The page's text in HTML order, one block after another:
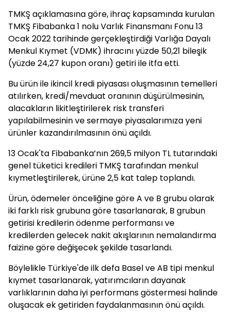
TMKŞ açıklamasına göre, ihraç kapsamında kurulan
TMKŞ Fibabanka 1 nolu Varlık Finansmanı Fonu 13
Ocak 2022 tarihinde gerçekleştirdiği Varlığa Dayalı
Menkul Kıymet (VDMK) ihracını yüzde 50,21 bileşik
(yüzde 24,27 kupon oranı) getiri ile itfa etti.
Bu ürün ile ikincil kredi piyasası oluşmasının temelleri
atılırken, kredi/mevduat oranının düşürülmesinin,
alacakların likitleştirilerek risk transferi
yapılabilmesinin ve sermaye piyasalarımıza yeni
ürünler kazandırılmasının önü açıldı.
13 Ocak'ta Fibabanka’nın 269,5 milyon TL tutarındaki
genel tüketici kredileri TMKŞ tarafından menkul
kıymetleştirilerek, ürüne 2,5 kat talep toplandı.
Ürün, ödemeler önceliğine göre A ve B grubu olarak
iki farklı risk grubuna göre tasarlanarak, B grubun
getirisi kredilerin ödenme performansı ve
kredilerden gelecek nakit akışlarının nemalandırma
faizine göre değişecek şekilde tasarlandı.
Böylelikle Türkiye'de ilk defa Basel ve AB tipi menkul
kıymet tasarlanarak, yatırımcıların dayanak
varlıklarının daha iyi performans göstermesi halinde
oluşacak ek getiriden faydalanmasının önü açıldı.